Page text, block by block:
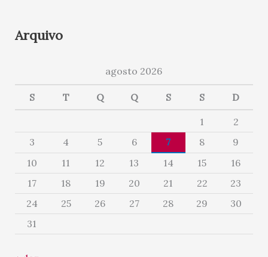
Arquivo
agosto 2026
S T Q Q S S D
1
2
3
4 5 6 7 8
9
10
11 12 13 14 15
16
17
18 19 20 21 22
23
24
25 26 27 28 29
30
31